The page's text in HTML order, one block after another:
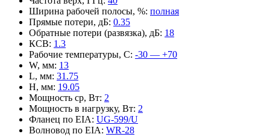
Ширина рабочей полосы, %: полная
Прямые потери, дБ: 0.35
Обратные потери (развязка), дБ: 18
КСВ: 1.3
Рабочие температуры, С: -30 — +70
W, мм: 13
L, мм: 31.75
H, мм: 19.05
Мощность ср, Вт: 2
Мощность в нагрузку, Вт: 2
Фланец по EIA: UG-599/U
Волновод по EIA: WR-28